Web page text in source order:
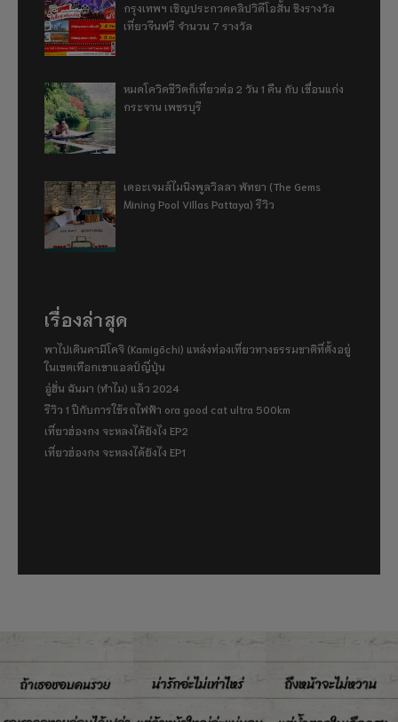
กรุงเทพฯ เชิญประกวดคลิปวิดีโอสั้น ชิงรางวัล
เที่ยวจีนฟรี จำนวน 7 รางวัล
หมดโควิดชีวิตก็เที่ยวต่อ 2 วัน 1 คืน กับ เขื่อนแก่ง
กระจาน เพชรบุรี
เดอะเจมส์ไมนิงพูลวิลลา พัทยา (The Gems
Mining Pool Villas Pattaya) รีวิว
เรื่องล่าสุด
พาไปเดินคามิโคจิ (Kamigōchi) แหล่งท่องเที่ยวทางธรรมชาติที่ตั้งอยู่
ในเขตเทือกเขาแอลป์ญี่ปุ่น
อู่ฮั่น ฉันมา (ทำไม) แล้ว 2024
รีวิว 1 ปีกับการใช้รถไฟฟ้า ora good cat ultra 500km
เที่ยวฮ่องกง จะหลงได้ยังไง EP2
เที่ยวฮ่องกง จะหลงได้ยังไง EP1